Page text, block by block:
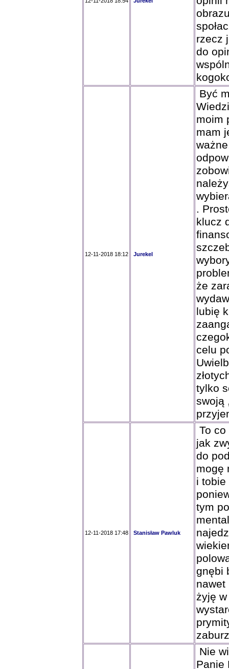
rzecz
do
12-11-2018 18:12 Jurekel
Być
moim
mam
.
klucz
że
lubię
celu
tylko
swoją
12-11-2018 17:48 Stanisław Pawluk
To
jak
do
mogę
i tobie
tym
gnębi
nawet
żyję
Nie
Panie